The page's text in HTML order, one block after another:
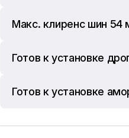
Макс. клиренс шин 54
Готов к установке
Готов к установке